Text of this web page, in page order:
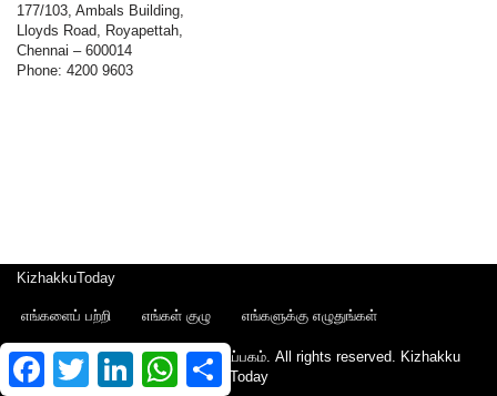
177/103, Ambals Building,
Lloyds Road, Royapettah,
Chennai – 600014
Phone: 4200 9603
KizhakkuToday
எங்களைப் பற்றி எங்கள் குழு எங்களுக்கு எழுதுங்கள்
Copyright © 2022 - கிழக்கு பதிப்பகம். All rights reserved. Kizhakku
Today
FacebookTwitter LinkedInWhatsAppShare